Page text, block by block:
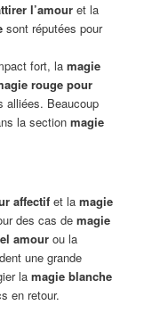
l’amouret la
sont réputées pour
fort, la magie
rouge pour
Beaucoup
la section magie
affectif et lamagie
des cas demagie
amour ou la
une grande
lamagie blanche
en retour.